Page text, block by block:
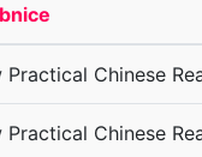
Practical Chinese
Practical Chinese